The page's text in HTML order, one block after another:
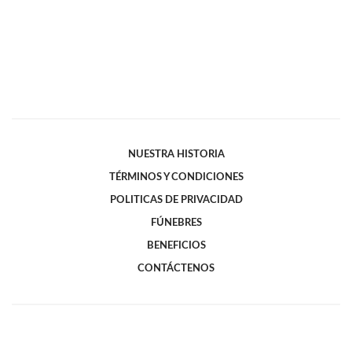
NUESTRA HISTORIA
TÉRMINOS Y CONDICIONES
POLITICAS DE PRIVACIDAD
FÚNEBRES
BENEFICIOS
CONTÁCTENOS